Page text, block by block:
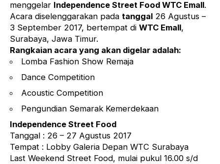
menggelar Independence Street Food WTC Emall.
Acara diselenggarakan pada tanggal 26 Agustus –
3 September 2017, bertempat di WTC Emall,
Surabaya, Jawa Timur.
Rangkaian acara yang akan digelar adalah:
Lomba Fashion Show Remaja
Dance Competition
Acoustic Competition
Pengundian Semarak Kemerdekaan
Independence Street Food
Tanggal : 26 – 27 Agustus 2017
Tempat : Lobby Galeria Depan WTC Surabaya
Last Weekend Street Food, mulai pukul 16.00 s/d